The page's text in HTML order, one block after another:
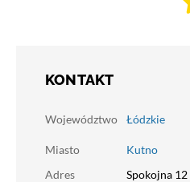
KONTAKT
Województwo Łódzkie
Miasto
Kutno
Adres
Spokojna 12